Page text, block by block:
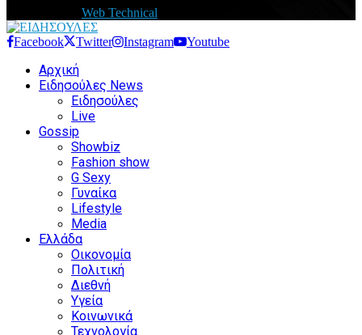
Web Technical
Facebook Twitter Instagram Youtube
Αρχική
Ειδησούλες News
Ειδησούλες
Live
Gossip
Showbiz
Fashion show
G Sexy
Γυναίκα
Lifestyle
Media
Ελλάδα
Οικονομία
Πολιτική
Διεθνή
Υγεία
Κοινωνικά
Τεχνολογία